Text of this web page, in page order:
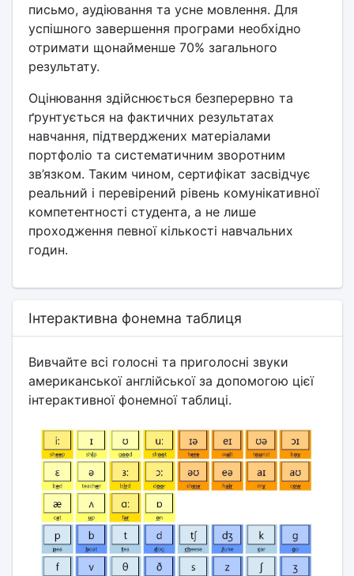
письмо, аудіювання та усне мовлення. Для
успішного завершення програми необхідно
отримати щонайменше 70% загального
результату.
Оцінювання здійснюється безперервно та
ґрунтується на фактичних результатах
навчання, підтверджених матеріалами
портфоліо та систематичним зворотним
зв’язком. Таким чином, сертифікат засвідчує
реальний і перевірений рівень комунікативної
компетентності студента, а не лише
проходження певної кількості навчальних
годин.
Інтерактивна фонемна таблиця
Вивчайте всі голосні та приголосні звуки
американської англійської за допомогою цієї
інтерактивної фонемної таблиці.